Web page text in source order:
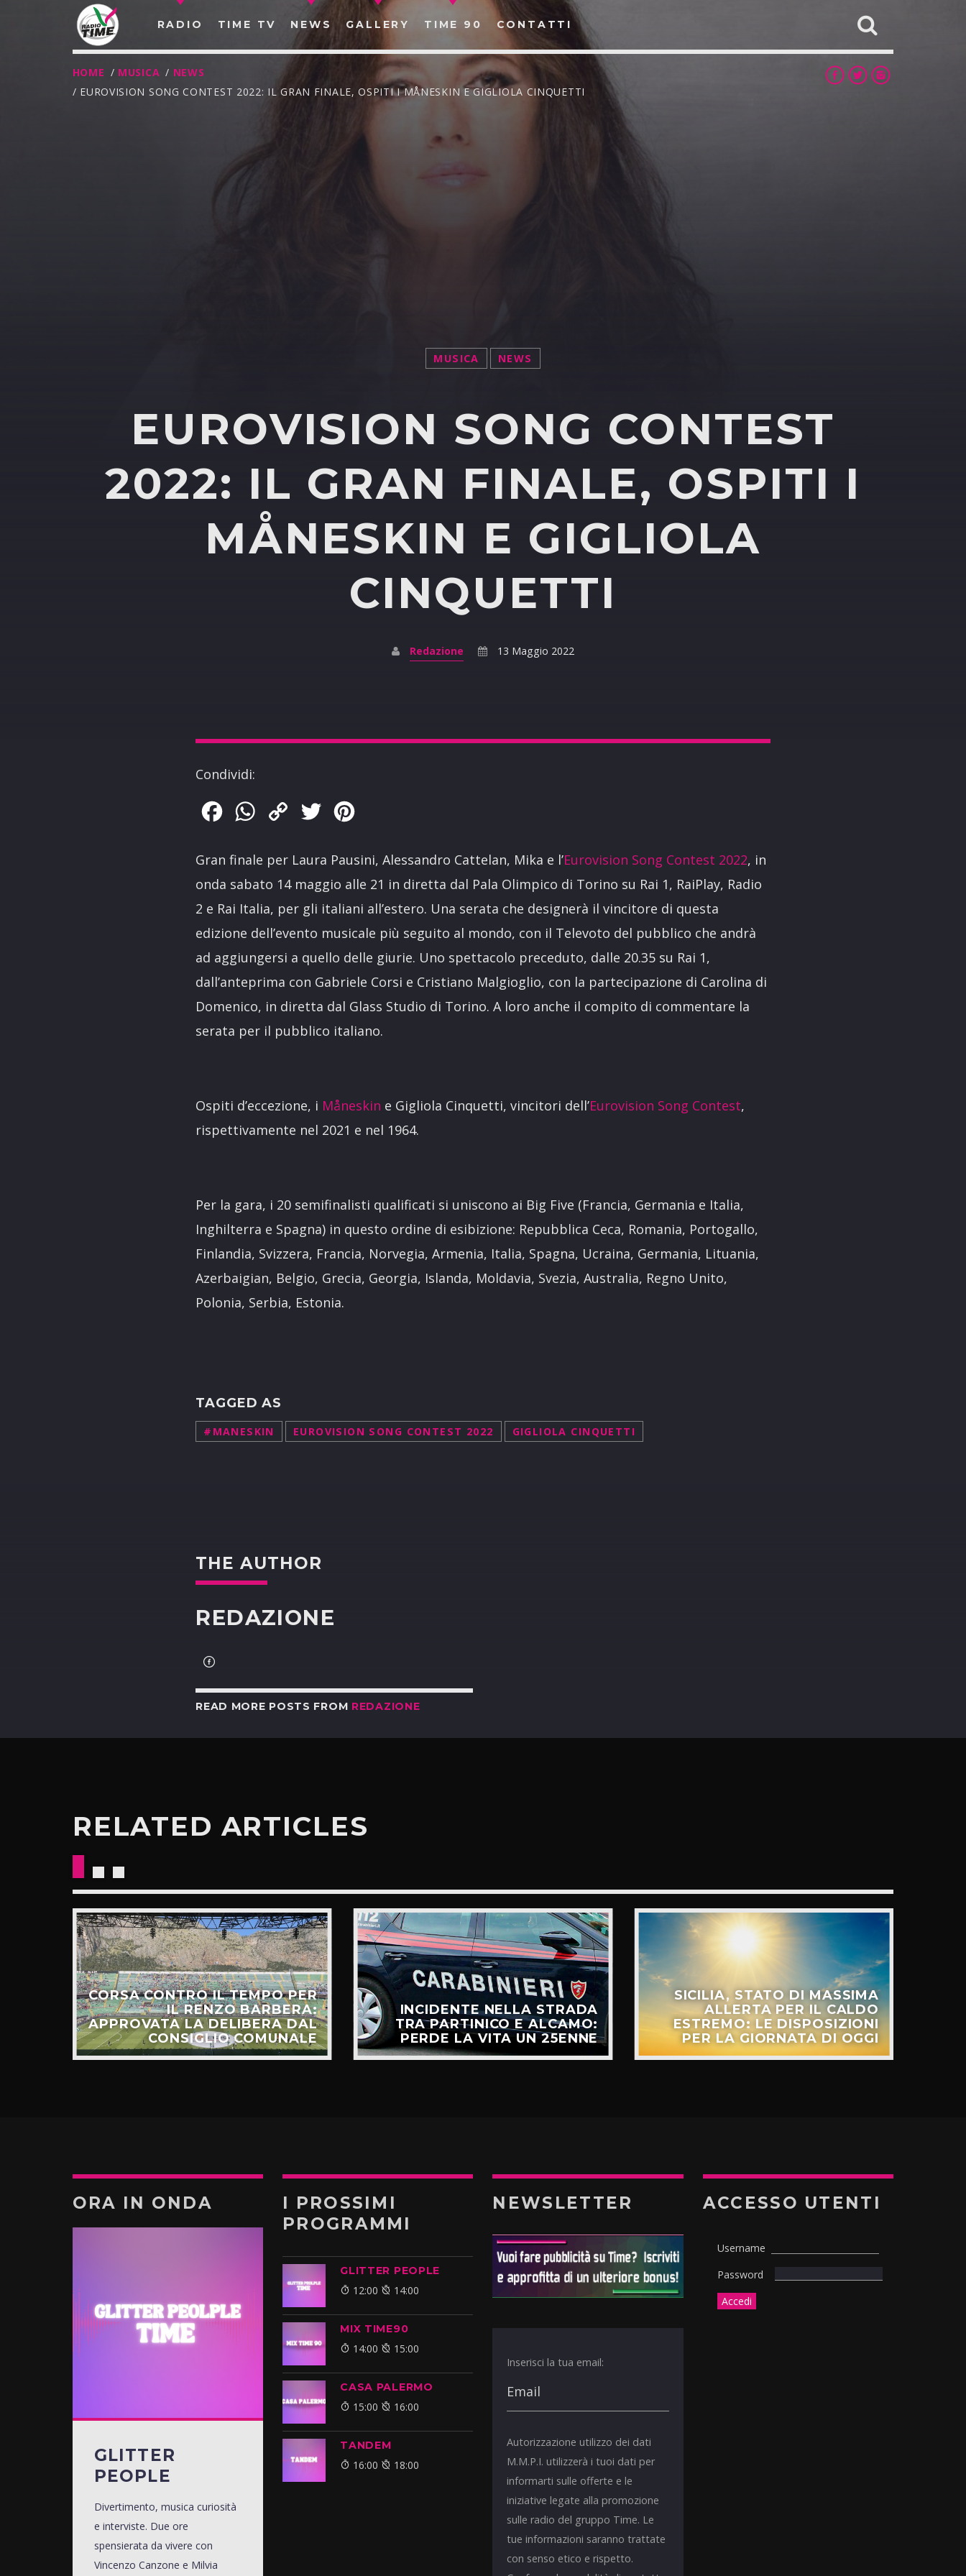
RADIO TIME TV NEWS GALLERY TIME 90 CONTATTI
CERCA NEL SITO WEB:
HOME / MUSICA / NEWS
/ EUROVISION SONG CONTEST 2022: IL GRAN FINALE, OSPITI I MÅNESKIN E GIGLIOLA CINQUETTI
MUSICA NEWS
EUROVISION SONG CONTEST
2022: IL GRAN FINALE, OSPITI I
MÅNESKIN E GIGLIOLA
CINQUETTI
Redazione 13 Maggio 2022
Condividi:
FacebookWhatsApp
Copy
Twitter
Gran finale per Laura Pausini, Alessandro Cattelan, Mika e l’Eurovision Song Contest 2022, in
onda sabato 14 maggio alle 21 in diretta dal Pala Olimpico di Torino su Rai 1, RaiPlay, Radio
2 e Rai Italia, per gli italiani all’estero. Una serata che designerà il vincitore di questa
edizione dell’evento musicale più seguito al mondo, con il Televoto del pubblico che andrà
ad aggiungersi a quello delle giurie. Uno spettacolo preceduto, dalle 20.35 su Rai 1,
dall’anteprima con Gabriele Corsi e Cristiano Malgioglio, con la partecipazione di Carolina di
Domenico, in diretta dal Glass Studio di Torino. A loro anche il compito di commentare la
serata per il pubblico italiano.
Ospiti d’eccezione, i Måneskin e Gigliola Cinquetti, vincitori dell’Eurovision Song Contest,
rispettivamente nel 2021 e nel 1964.
Per la gara, i 20 semifinalisti qualificati si uniscono ai Big Five (Francia, Germania e Italia,
Inghilterra e Spagna) in questo ordine di esibizione: Repubblica Ceca, Romania, Portogallo,
Finlandia, Svizzera, Francia, Norvegia, Armenia, Italia, Spagna, Ucraina, Germania, Lituania,
Azerbaigian, Belgio, Grecia, Georgia, Islanda, Moldavia, Svezia, Australia, Regno Unito,
Polonia, Serbia, Estonia.
TAGGED AS
#MANESKIN EUROVISION SONG CONTEST 2022 GIGLIOLA CINQUETTI
THE AUTHOR
REDAZIONE
READ MORE POSTS FROM REDAZIONE
RELATED ARTICLES
CORSA CONTRO IL TEMPO PER
IL RENZO BARBERA:
APPROVATA LA DELIBERA DAL
CONSIGLIO COMUNALE
INCIDENTE NELLA STRADA
TRA PARTINICO E ALCAMO:
PERDE LA VITA UN 25ENNE
SICILIA, STATO DI MASSIMA
ALLERTA PER IL CALDO
ESTREMO: LE DISPOSIZIONI
PER LA GIORNATA DI OGGI
ORA IN ONDA
GLITTER
PEOPLE
Divertimento, musica curiosità
e interviste. Due ore
spensierata da vivere con
Vincenzo Canzone e Milvia
I PROSSIMI
PROGRAMMI
GLITTER PEOPLE
12:00 14:00
MIX TIME90
14:00 15:00
CASA PALERMO
15:00 16:00
TANDEM
16:00 18:00
NEWSLETTER
Inserisci la tua email:
Autorizzazione utilizzo dei dati
M.M.P.I. utilizzerà i tuoi dati per
informarti sulle offerte e le
iniziative legate alla promozione
sulle radio del gruppo Time. Le
tue informazioni saranno trattate
con senso etico e rispetto.
ACCESSO UTENTI
Username
Password